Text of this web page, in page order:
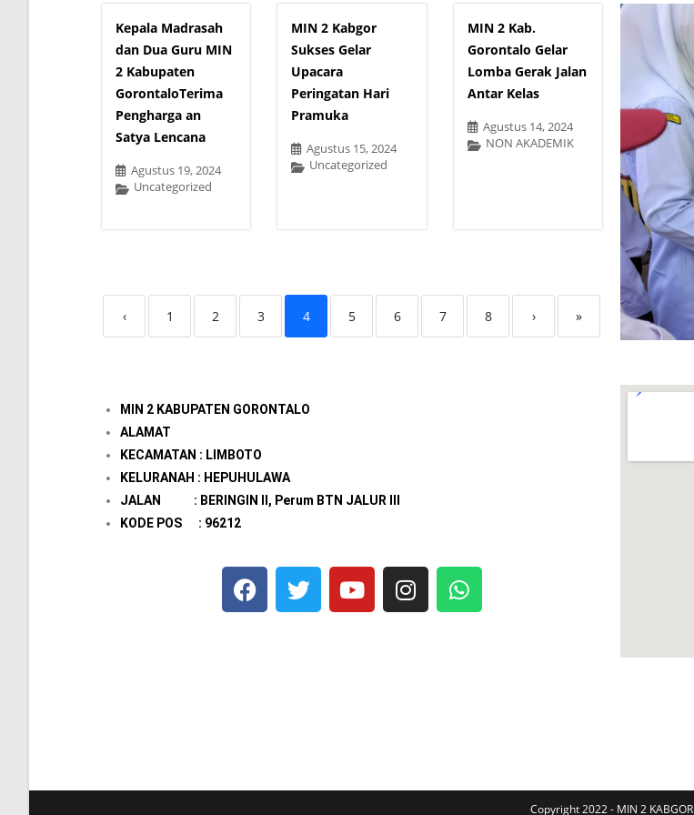
Kepala Madrasah
dan Dua Guru MIN
2 Kabupaten
GorontaloTerima
Pengharga an
Satya Lencana
Agustus 19, 2024
Uncategorized
MIN 2 Kabgor
Sukses Gelar
Upacara
Peringatan Hari
Pramuka
Agustus 15, 2024
Uncategorized
MIN 2 Kab.
Gorontalo Gelar
Lomba Gerak Jalan
Antar Kelas
Agustus 14, 2024
NON AKADEMIK
‹ 1 2 3 4 5 6 7 8 › »
MIN 2 KABUPATEN GORONTALO
ALAMAT
KECAMATAN : LIMBOTO
KELURANAH : HEPUHULAWA
JALAN : BERINGIN II, Perum BTN JALUR III
KODE POS : 96212
Copyright 2022 - MIN 2 KABGOR